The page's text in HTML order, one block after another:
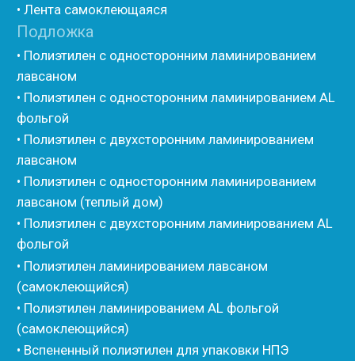
• Техническая изоляция Хотпайп
• Энергофлекс
• K-flex
• Вспененные EPDM уплотнители
• Изоком Шнур
• Изоком Жгут
• Стенофлекс Шнур
• Стенофлекс Жгут
• Подложка Тепофол НПЭ
• Подложка Мосфол НПЭ
• Жгут Изонел
• Шнур Изонел
• Шнур Тилит
• Гернитовый шнур
• Стенофлекс для труб
• Мат из вспененного полиэтилена Тепофол
• Трубная изоляция из вспененного полиэтилена
Тилит